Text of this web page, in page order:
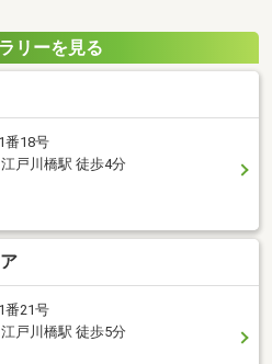
リーを見る
番18号
戸川橋駅 徒歩4分
番21号
戸川橋駅 徒歩5分